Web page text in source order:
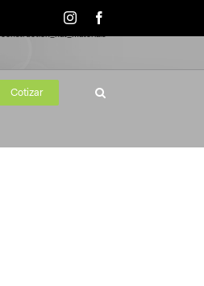
Instagram
Cotizar
construction_hat_materials